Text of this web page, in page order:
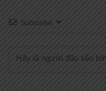
Subscribe